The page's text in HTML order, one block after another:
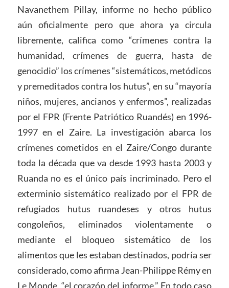
Navanethem Pillay, informe no hecho público
aún oficialmente pero que ahora ya circula
libremente, califica como “crímenes contra la
humanidad, crímenes de guerra, hasta de
genocidio” los crímenes “sistemáticos, metódicos
y premeditados contra los hutus”, en su “mayoría
niños, mujeres, ancianos y enfermos”, realizadas
por el FPR (Frente Patriótico Ruandés) en 1996-
1997 en el Zaire. La investigación abarca los
crímenes cometidos en el Zaire/Congo durante
toda la década que va desde 1993 hasta 2003 y
Ruanda no es el único país incriminado. Pero el
exterminio sistemático realizado por el FPR de
refugiados hutus ruandeses y otros hutus
congoleños, eliminados violentamente o
mediante el bloqueo sistemático de los
alimentos que les estaban destinados, podría ser
considerado, como afirma Jean-Philippe Rémy en
Le Monde, “el corazón del informe.” En todo caso